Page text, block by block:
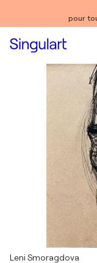
pour
Leni Smoragdova